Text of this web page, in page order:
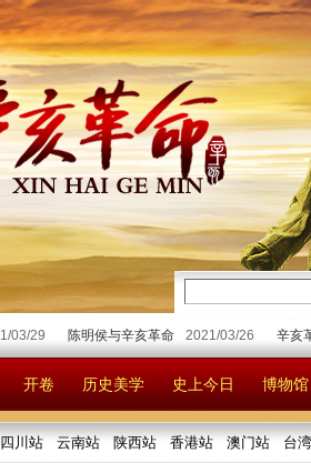
陈明侯与辛亥革命 2021/03/26 辛亥革命首
开卷 历史美学 史上今日 博物馆
四川站 云南站 陕西站 香港站 澳门站 台